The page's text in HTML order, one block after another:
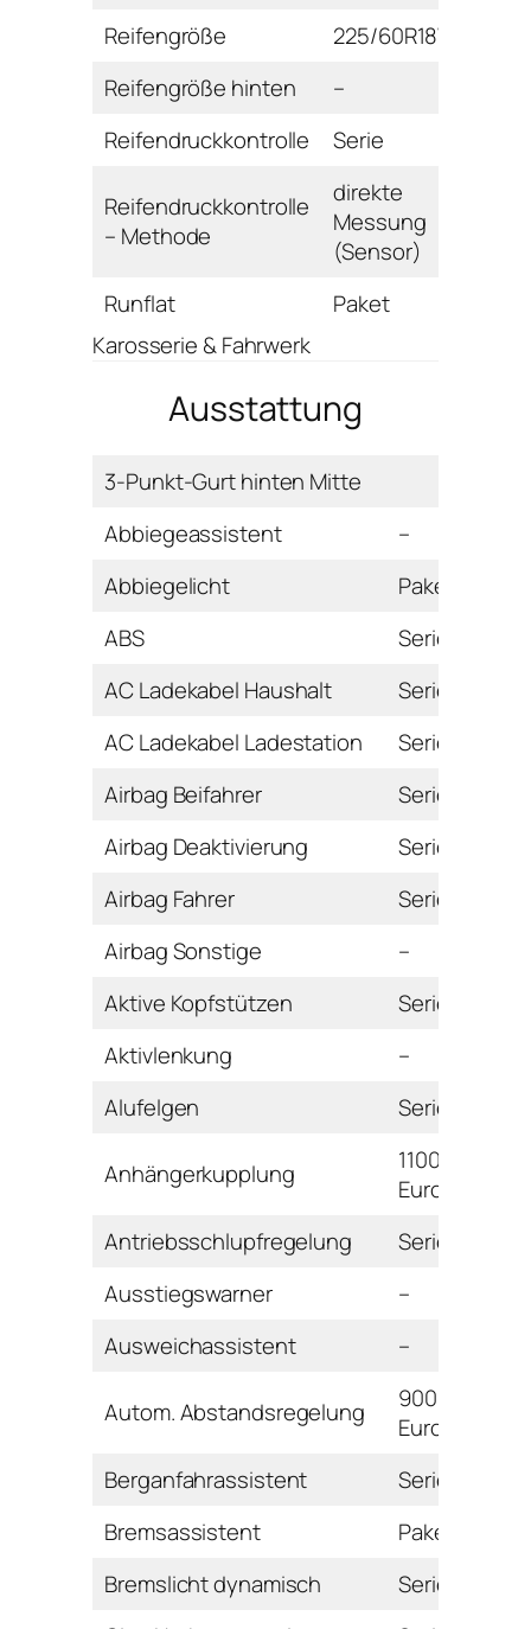
Reifengröße
225/60R18W
Reifengröße hinten
–
Reifendruckkontrolle
Serie
Reifendruckkontrolle
– Methode
direkte
Messung
(Sensor)
Runflat
Paket
Karosserie & Fahrwerk
Ausstattung
3-Punkt-Gurt hinten Mitte
Abbiegeassistent
–
Abbiegelicht
Paket
ABS
Serie
AC Ladekabel Haushalt
Serie
AC Ladekabel Ladestation
Serie
Airbag Beifahrer
Serie
Airbag Deaktivierung
Serie
Airbag Fahrer
Serie
Airbag Sonstige
–
Aktive Kopfstützen
Serie
Aktivlenkung
–
Alufelgen
Serie
Anhängerkupplung
1100
Euro
Antriebsschlupfregelung
Serie
Ausstiegswarner
–
Ausweichassistent
–
Autom. Abstandsregelung
900
Euro
Berganfahrassistent
Serie
Bremsassistent
Paket
Bremslicht dynamisch
Serie